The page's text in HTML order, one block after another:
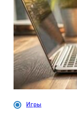
Игры